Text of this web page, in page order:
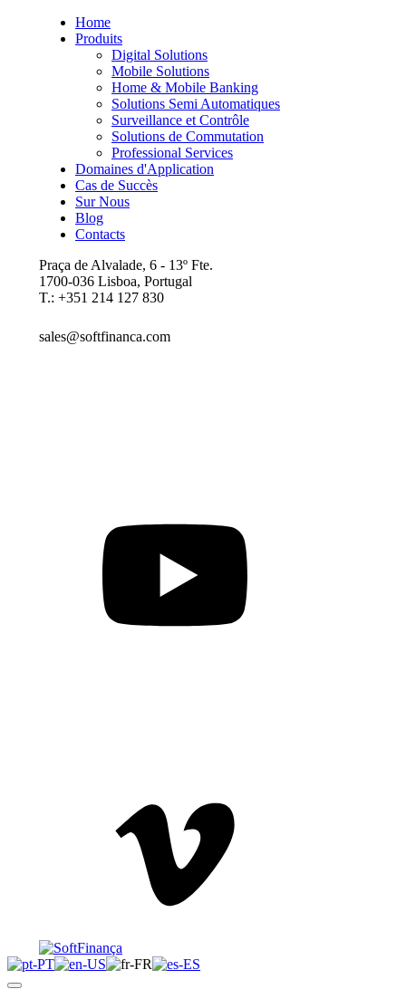
Home
Produits
Digital Solutions
Mobile Solutions
Home & Mobile Banking
Solutions Semi Automatiques
Surveillance et Contrôle
Solutions de Commutation
Professional Services
Domaines d'Application
Cas de Succès
Sur Nous
Blog
Contacts
Praça de Alvalade, 6 - 13º Fte.
1700-036 Lisboa, Portugal
T.: +351 214 127 830
sales@softfinanca.com